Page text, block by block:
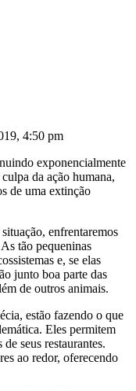
4:50 pm
exponencialmente
da ação humana,
de uma extinção
enfrentaremos
tão pequeninas
e, se elas
junto boa parte das
de outros animais.
estão fazendo o que
Eles permitem
seus restaurantes.
ao redor, oferecendo